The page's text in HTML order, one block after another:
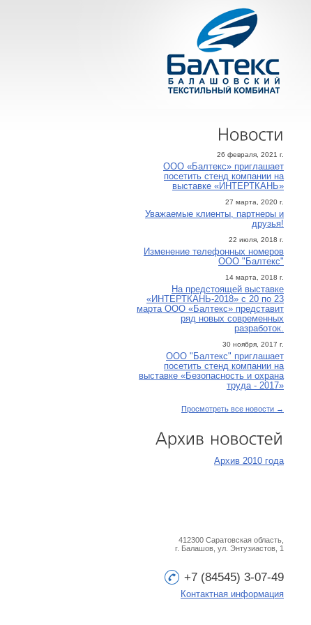
26 февраля, 2021 г.
ООО «Балтекс» приглашает
посетить стенд компании на
выставке «ИНТЕРТКАНЬ»
27 марта, 2020 г.
Уважаемые клиенты, партнеры и
друзья!
22 июля, 2018 г.
Изменение телефонных номеров
ООО "Балтекс"
14 марта, 2018 г.
На предстоящей выставке
«ИНТЕРТКАНЬ-2018» с 20 по 23
марта ООО «Балтекс» представит
ряд новых современных
разработок.
30 ноября, 2017 г.
ООО "Балтекс" приглашает
посетить стенд компании на
выставке «Безопасность и охрана
труда - 2017»
Просмотреть все новости →
Архив 2010 года
412300 Саратовская область,
г. Балашов, ул. Энтузиастов, 1
+7 (84545) 3-07-49
Контактная информация